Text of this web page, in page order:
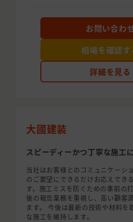
詳細を見る
お問い合わ
相場を確認す
大國建装
スピーディーかつ丁寧な施工
当社はお客様とのコミュニケーシ
のご要望にできるだけお応えでき
す。施工ミスを防ぐための事前の
後の報告業務を重視し、高い顧客
ます。 今後は最新の技術や材料を
な施工を維持します。